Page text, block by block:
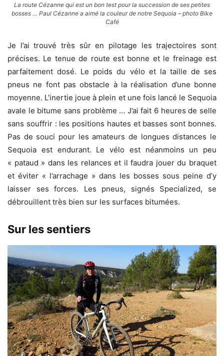
La route Cézanne qui est un bon test pour la succession de ses petites
bosses … Paul Cézanne a aimé la couleur de notre Sequoia – photo Bike
Café
Je l’ai trouvé très sûr en pilotage les trajectoires sont
précises. Le tenue de route est bonne et le freinage est
parfaitement dosé. Le poids du vélo et la taille de ses
pneus ne font pas obstacle à la réalisation d’une bonne
moyenne. L’inertie joue à plein et une fois lancé le Sequoia
avale le bitume sans problème … J’ai fait 6 heures de selle
sans souffrir : les positions hautes et basses sont bonnes.
Pas de souci pour les amateurs de longues distances le
Sequoia est endurant. Le vélo est néanmoins un peu
« pataud » dans les relances et il faudra jouer du braquet
et éviter « l’arrachage » dans les bosses sous peine d’y
laisser ses forces. Les pneus, signés Specialized, se
débrouillent très bien sur les surfaces bitumées.
Sur les sentiers